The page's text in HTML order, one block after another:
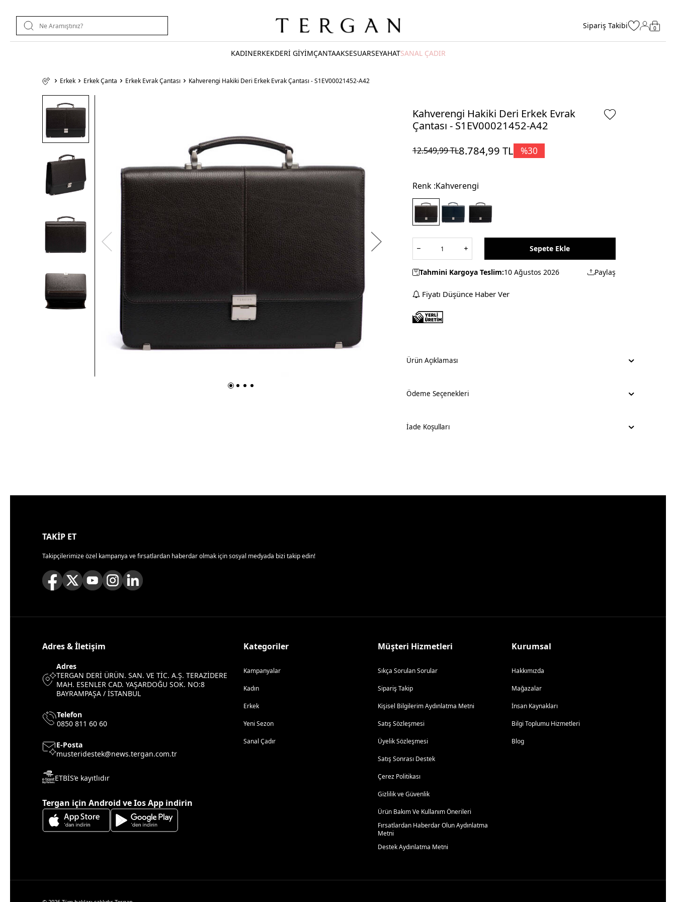
Sipariş Takibi 0
KADINERKEKDERİ GİYİMÇANTAAKSESUARSEYAHATSANAL ÇADIR
Erkek Erkek Çanta Erkek Evrak Çantası Kahverengi Hakiki Deri Erkek Evrak Çantası - S1EV00021452-A42
Kahverengi Hakiki Deri Erkek Evrak
Çantası - S1EV00021452-A42
12.549,99TL8.784,99 TL %30
Renk :Kahverengi
Sepete Ekle
Tahmini Kargoya Teslim:10 Ağustos 2026 Paylaş
Fiyatı Düşünce Haber Ver
Ürün Açıklaması
Ödeme Seçenekleri
İade Koşulları
TAKİP ET
Takipçilerimize özel kampanya ve fırsatlardan haberdar olmak için sosyal medyada bizi takip edin!
Adres & İletişim
Adres
TERGAN DERİ ÜRÜN. SAN. VE TİC. A.Ş. TERAZİDERE
MAH. ESENLER CAD. YAŞARDOĞU SOK. NO:8
BAYRAMPAŞA / İSTANBUL
Telefon
0850 811 60 60
E-Posta
musteridestek@news.tergan.com.tr
ETBİS’e kayıtlıdır
Tergan için Android ve Ios App indirin
Kategoriler
Kampanyalar
Kadın
Erkek
Yeni Sezon
Sanal Çadır
Müşteri Hizmetleri
Sıkça Sorulan Sorular
Sipariş Takip
Kişisel Bilgilerim Aydınlatma Metni
Satış Sözleşmesi
Üyelik Sözleşmesi
Satış Sonrası Destek
Çerez Politikası
Gizlilik ve Güvenlik
Ürün Bakım Ve Kullanım Önerileri
Fırsatlardan Haberdar Olun Aydınlatma
Metni
Destek Aydınlatma Metni
Kurumsal
Hakkımızda
Mağazalar
İnsan Kaynakları
Bilgi Toplumu Hizmetleri
Blog